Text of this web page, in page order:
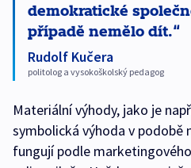
demokratické
případě nemělo dít.
Rudolf Kučera
politolog a vysokoškolský pedagog
Materiální výhody, jako je
symbolická výhoda v podobě
fungují podle